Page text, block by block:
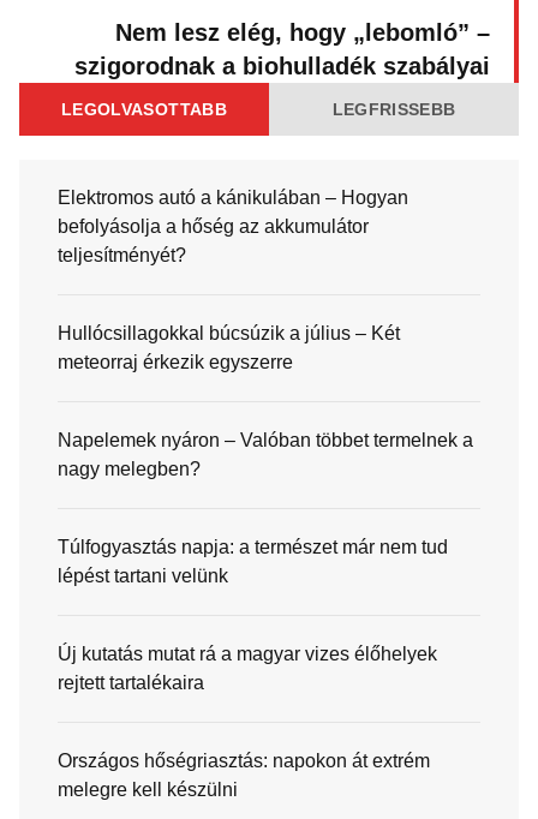
Nem lesz elég, hogy „lebomló” –
szigorodnak a biohulladék szabályai
LEGOLVASOTTABB LEGFRISSEBB
Elektromos autó a kánikulában – Hogyan
befolyásolja a hőség az akkumulátor
teljesítményét?
Hullócsillagokkal búcsúzik a július – Két
meteorraj érkezik egyszerre
Napelemek nyáron – Valóban többet termelnek a
nagy melegben?
Túlfogyasztás napja: a természet már nem tud
lépést tartani velünk
Új kutatás mutat rá a magyar vizes élőhelyek
rejtett tartalékaira
Országos hőségriasztás: napokon át extrém
melegre kell készülni